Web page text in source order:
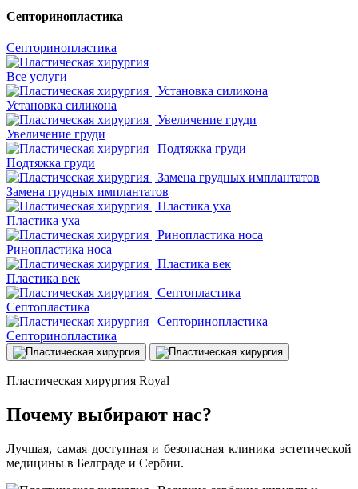
Септоринопластика
Септоринопластика
Все услуги
Установка силикона
Увеличение груди
Подтяжка груди
Замена грудных имплантатов
Пластика уха
Ринопластика носа
Пластика век
Септопластика
Септоринопластика
Пластическая хирургия Royal
Почему выбирают нас?
Лучшая, самая доступная и безопасная клиника эстетической
медицины в Белграде и Сербии.